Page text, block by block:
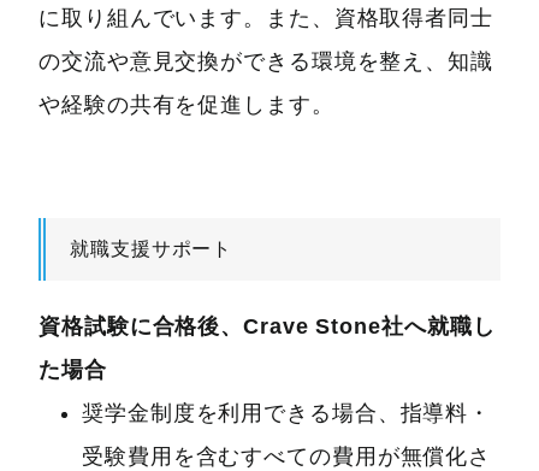
に取り組んでいます。また、資格取得者同士
の交流や意見交換ができる環境を整え、知識
や経験の共有を促進します。
就職支援サポート
資格試験に合格後、Crave Stone社へ就職し
た場合
奨学金制度を利用できる場合、指導料・
受験費用を含むすべての費用が無償化さ